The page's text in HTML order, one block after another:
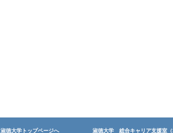
淑徳大学トップページへ 淑徳大学 総合キャリア支援室（